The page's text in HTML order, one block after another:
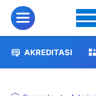
Menu
AKREDITASI